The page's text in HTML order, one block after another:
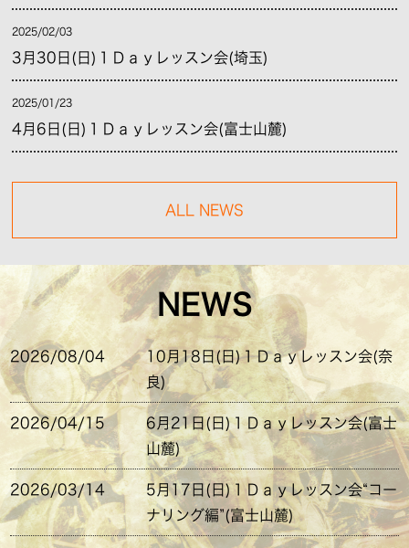
2025/02/03
3月30日(日)１Ｄａｙレッスン会(埼玉)
2025/01/23
4月6日(日)１Ｄａｙレッスン会(富士山麓)
ALL NEWS
NEWS
2026/08/04
10月18日(日)１Ｄａｙレッスン会(奈
良)
2026/04/15
6月21日(日)１Ｄａｙレッスン会(富士
山麓)
2026/03/14
5月17日(日)１Ｄａｙレッスン会“コー
ナリング編”(富士山麓)